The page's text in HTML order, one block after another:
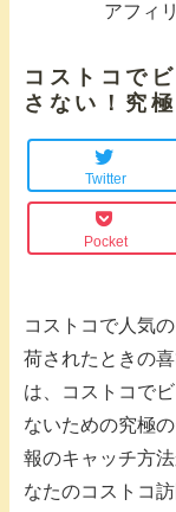
アフィ
コストコで
さない！究
Twitter
Pocket
コストコで人気
荷されたときの
は、コストコで
ないための究極
報のキャッチ方
なたのコストコ